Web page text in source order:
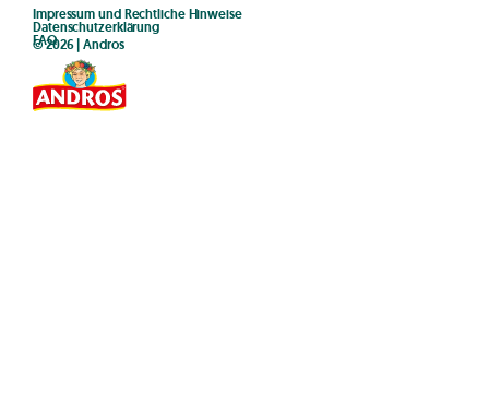
© 2026 | Andros
Impressum und Rechtliche Hinweise
Datenschutzerklärung
FAQ